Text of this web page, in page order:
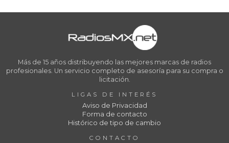
Más de 15 años distribuyendo las mejores marcas de radios
profesionales. Un servicio completo de asesoría para su compra o
licitación.
LIGAS DE INTERÉS
Aviso de Privacidad
Forma de contacto
Histórico de tipo de cambio
CONTACTO